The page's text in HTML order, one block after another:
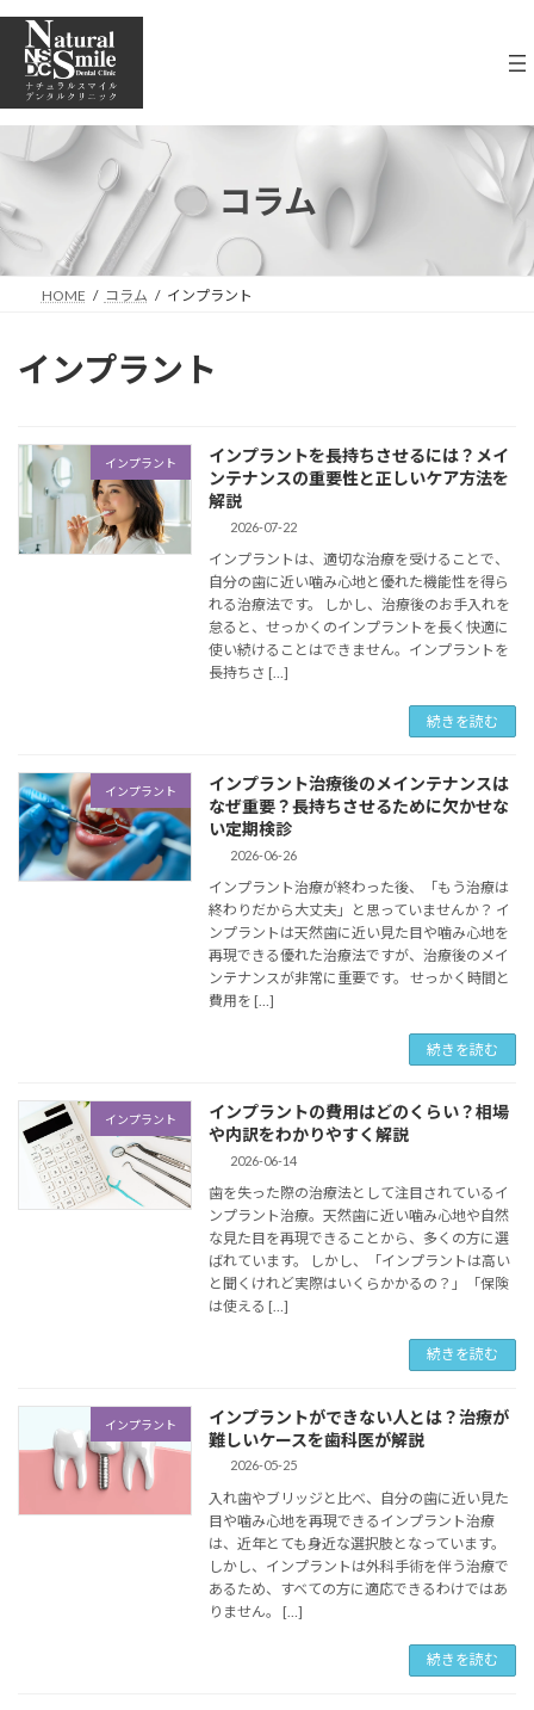
ツ
へ
ッ
プ
シ
ョ
移
動
コラム
HOME コラム インプラント
インプラント
インプラント
インプラントを長持ちさせるには？メイ
ンテナンスの重要性と正しいケア方法を
解説
2026-07-22
インプラントは、適切な治療を受けることで、
自分の歯に近い噛み心地と優れた機能性を得ら
れる治療法です。 しかし、治療後のお手入れを
怠ると、せっかくのインプラントを長く快適に
使い続けることはできません。インプラントを
長持ちさ […]
続きを読む
インプラント
インプラント治療後のメインテナンスは
なぜ重要？長持ちさせるために欠かせな
い定期検診
2026-06-26
インプラント治療が終わった後、「もう治療は
終わりだから大丈夫」と思っていませんか？ イ
ンプラントは天然歯に近い見た目や噛み心地を
再現できる優れた治療法ですが、治療後のメイ
ンテナンスが非常に重要です。 せっかく時間と
費用を […]
続きを読む
インプラント
インプラントの費用はどのくらい？相場
や内訳をわかりやすく解説
2026-06-14
歯を失った際の治療法として注目されているイ
ンプラント治療。天然歯に近い噛み心地や自然
な見た目を再現できることから、多くの方に選
ばれています。 しかし、「インプラントは高い
と聞くけれど実際はいくらかかるの？」「保険
は使える […]
続きを読む
インプラント
インプラントができない人とは？治療が
難しいケースを歯科医が解説
2026-05-25
入れ歯やブリッジと比べ、自分の歯に近い見た
目や噛み心地を再現できるインプラント治療
は、近年とても身近な選択肢となっています。
しかし、インプラントは外科手術を伴う治療で
あるため、すべての方に適応できるわけではあ
りません。 […]
続きを読む